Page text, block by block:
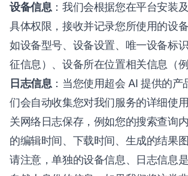
设备信息 ：我们会根据您在平台安装
具体权限，接收并记录您所使用的设
如设备型号、设备设置、唯一设备标
征信息）、设备所在位置相关信息（
日志信息 ：当您使用超会 AI 提供的
们会自动收集您对我们服务的详细使
关网络日志保存，例如您的搜索查询
的编辑时间、下载时间、生成的结果图
请注意，单独的设备信息、日志信息